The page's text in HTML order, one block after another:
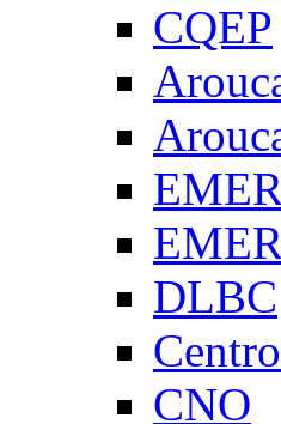
CQEP
DLBC
CNO